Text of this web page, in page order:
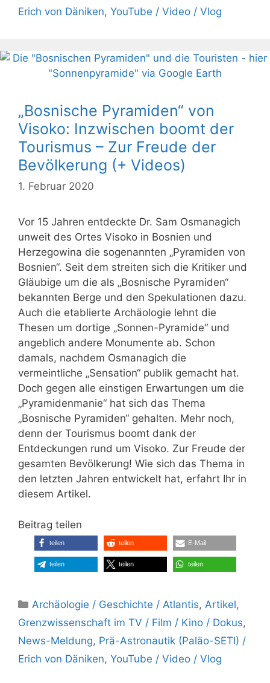
Erich von Däniken, YouTube / Video / Vlog
„Bosnische Pyramiden“ von
Visoko: Inzwischen boomt der
Tourismus – Zur Freude der
Bevölkerung (+ Videos)
1. Februar 2020
Vor 15 Jahren entdeckte Dr. Sam Osmanagich
unweit des Ortes Visoko in Bosnien und
Herzegowina die sogenannten „Pyramiden von
Bosnien“. Seit dem streiten sich die Kritiker und
Gläubige um die als „Bosnische Pyramiden“
bekannten Berge und den Spekulationen dazu.
Auch die etablierte Archäologie lehnt die
Thesen um dortige „Sonnen-Pyramide“ und
angeblich andere Monumente ab. Schon
damals, nachdem Osmanagich die
vermeintliche „Sensation“ publik gemacht hat.
Doch gegen alle einstigen Erwartungen um die
„Pyramidenmanie“ hat sich das Thema
„Bosnische Pyramiden“ gehalten. Mehr noch,
denn der Tourismus boomt dank der
Entdeckungen rund um Visoko. Zur Freude der
gesamten Bevölkerung! Wie sich das Thema in
den letzten Jahren entwickelt hat, erfahrt Ihr in
diesem Artikel.
Beitrag teilen
teilen teilen E-Mail
teilen teilen teilen
Kategorien
Archäologie / Geschichte / Atlantis, Artikel,
Grenzwissenschaft im TV / Film / Kino / Dokus,
News-Meldung, Prä-Astronautik (Paläo-SETI) /
Erich von Däniken, YouTube / Video / Vlog